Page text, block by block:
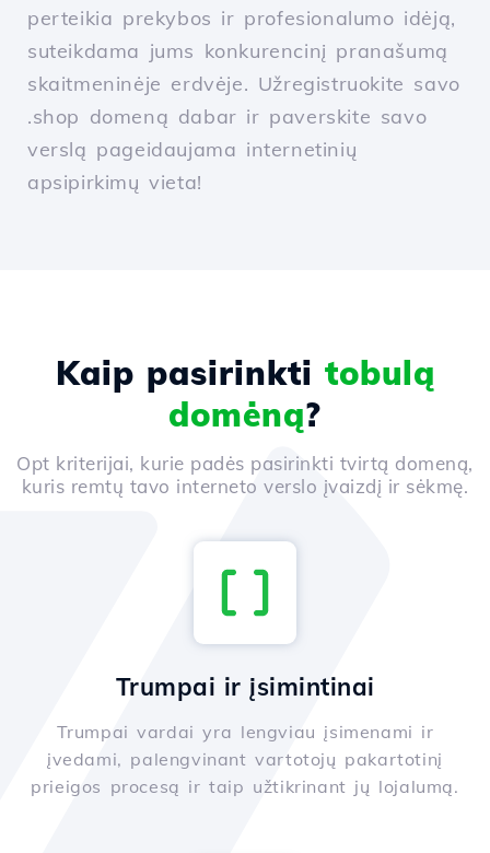
perteikia prekybos ir profesionalumo idėją,
suteikdama jums konkurencinį pranašumą
skaitmeninėje erdvėje. Užregistruokite savo
.shop domeną dabar ir paverskite savo
verslą pageidaujama internetinių
apsipirkimų vieta!
Kaip pasirinkti tobulą
domėną?
Opt kriterijai, kurie padės pasirinkti tvirtą domeną,
kuris remtų tavo interneto verslo įvaizdį ir sėkmę.
Trumpai ir įsimintinai
Trumpai vardai yra lengviau įsimenami ir
įvedami, palengvinant vartotojų pakartotinį
prieigos procesą ir taip užtikrinant jų lojalumą.